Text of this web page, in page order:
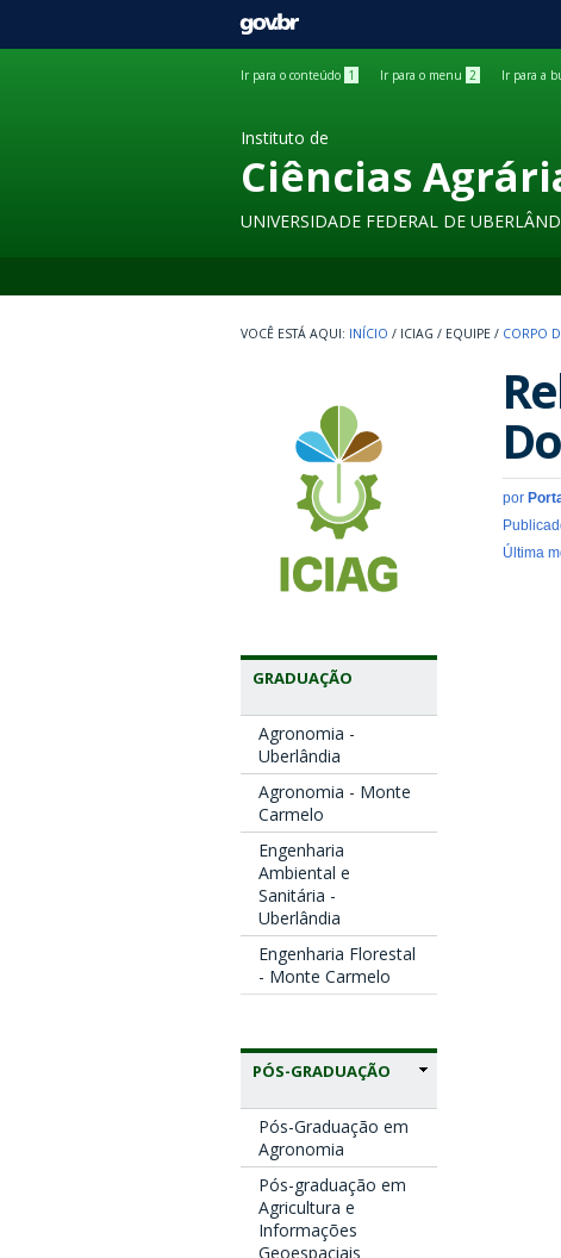
GOVBR
Ir para o conteúdo 1 Ir para o menu 2 Ir para a
Instituto de
Ciências
UNIVERSIDADE FEDERAL DE
INÍCIO / ICIAG / EQUIPE / CORPO
GRADUAÇÃO
Agronomia -
Uberlândia
Agronomia - Monte
Carmelo
Engenharia
Ambiental e
Sanitária -
Uberlândia
Engenharia Florestal
- Monte Carmelo
PÓS-GRADUAÇÃO
Pós-Graduação em
Agronomia
Pós-graduação em
Agricultura e
Informações
Geoespaciais
por
Última